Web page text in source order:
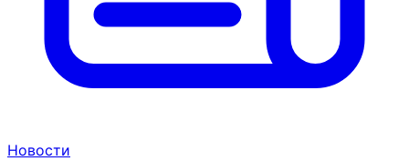
Новости